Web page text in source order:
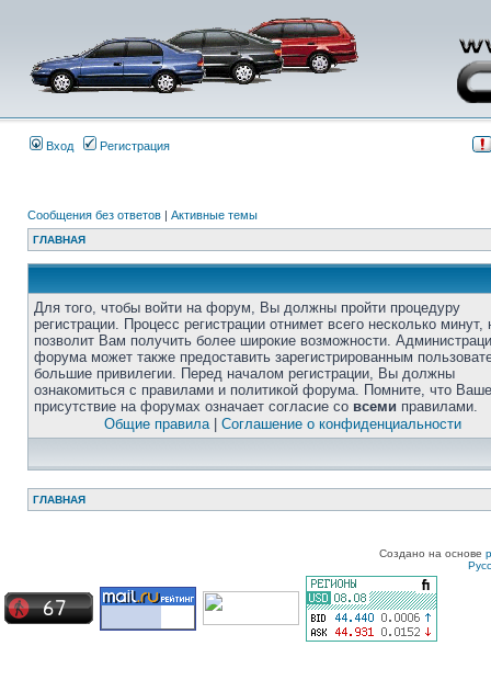
Вход Регистрация
Сообщения без ответов | Активные темы
ГЛАВНАЯ
Для того, чтобы войти на форум, Вы должны пройти процедуру
регистрации. Процесс регистрации отнимет всего несколько минут,
позволит Вам получить более широкие возможности.
форума может также предоставить зарегистрированным
большие привилегии. Перед началом регистрации, Вы должны
ознакомиться с правилами и политикой форума. Помните, что Ваше
присутствие на форумах означает согласие со всеми правилами.
Общие правила| Соглашение о конфиденциальности
ГЛАВНАЯ
Создано на основе